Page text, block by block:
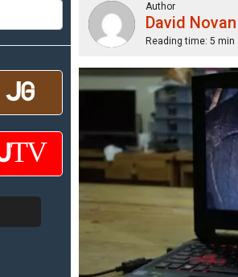
Author
David Novan
Reading time: 5 min